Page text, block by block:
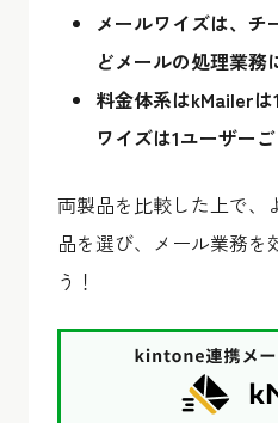
メールワイズは、チ
どメールの処理業務
料金体系はkMailer
ワイズは1ユーザー
両製品を比較した上で、
品を選び、メール業務を
う！